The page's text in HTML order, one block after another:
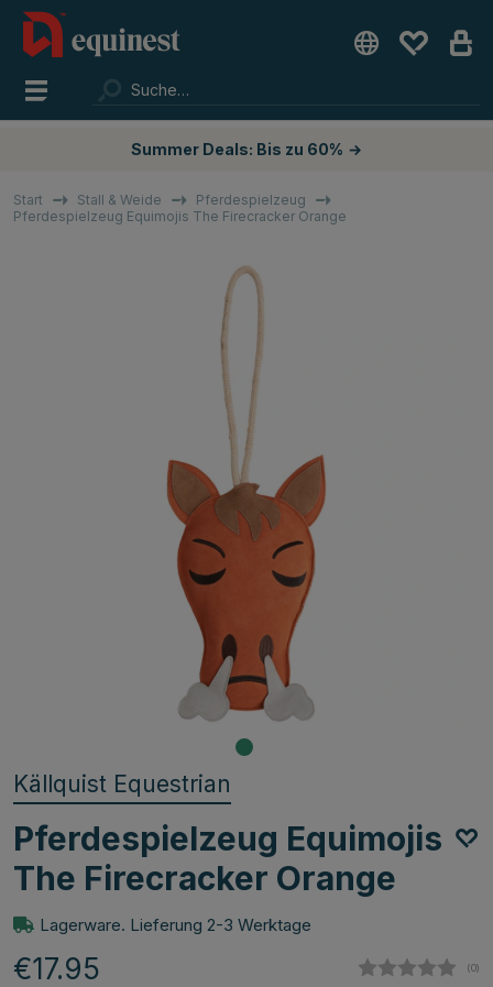
Summer Deals: Bis zu 60% →
Start Stall & Weide
Pferdespielzeug
Pferdespielzeug Equimojis The Firecracker Orange
Källquist Equestrian
Pferdespielzeug Equimojis
The Firecracker Orange
Lagerware. Lieferung 2-3 Werktage
€17.95 (0)